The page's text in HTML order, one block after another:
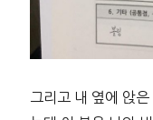
그리고 내 옆에 앉